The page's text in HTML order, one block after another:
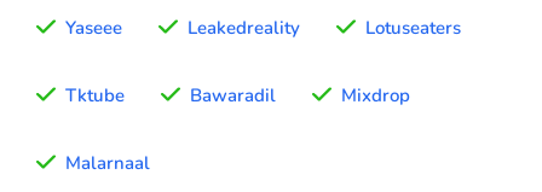
Yaseee Leakedreality Lotuseaters
Tktube Bawaradil Mixdrop
Malarnaal